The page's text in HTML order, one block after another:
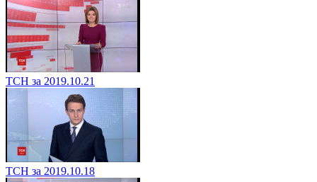
ТСН за 2019.10.21
ТСН за 2019.10.18